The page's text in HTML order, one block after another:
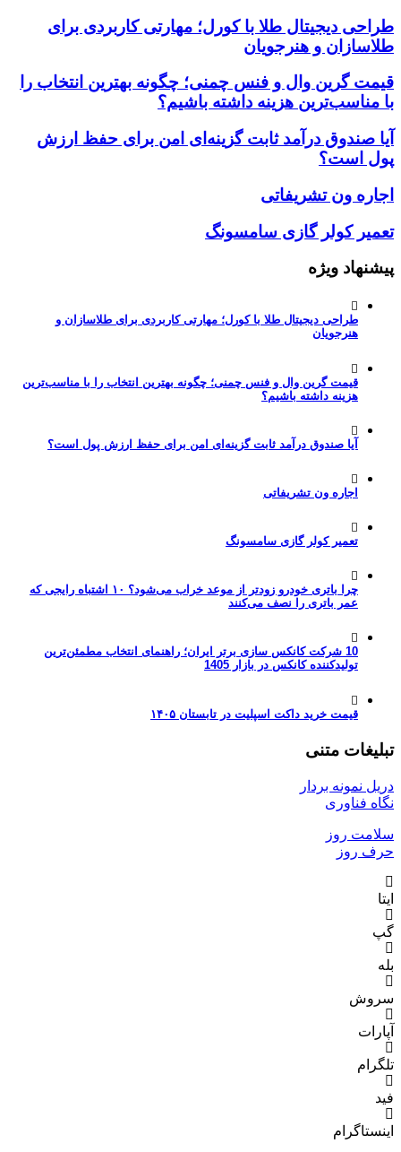
طراحی دیجیتال طلا با کورل؛ مهارتی کاربردی برای
طلاسازان و هنرجویان
قیمت گرین وال و فنس چمنی؛ چگونه بهترین انتخاب را
با مناسب‌ترین هزینه داشته باشیم؟
آیا صندوق درآمد ثابت گزینه‌ای امن برای حفظ ارزش
پول است؟
اجاره ون تشریفاتی
تعمیر کولر گازی سامسونگ
پیشنهاد ویژه
طراحی دیجیتال طلا با کورل؛ مهارتی کاربردی برای طلاسازان و
هنرجویان
قیمت گرین وال و فنس چمنی؛ چگونه بهترین انتخاب را با مناسب‌ترین
هزینه داشته باشیم؟
آیا صندوق درآمد ثابت گزینه‌ای امن برای حفظ ارزش پول است؟
اجاره ون تشریفاتی
تعمیر کولر گازی سامسونگ
چرا باتری خودرو زودتر از موعد خراب می‌شود؟ ۱۰ اشتباه رایجی که
عمر باتری را نصف می‌کنند
10 شرکت کانکس سازی برتر ایران؛ راهنمای انتخاب مطمئن‌ترین
تولیدکننده کانکس در بازار 1405
قیمت خرید داکت اسپلیت در تابستان ۱۴۰۵
تبلیغات متنی
دریل نمونه بردار
نگاه فناوری
سلامت روز
حرف روز
ایتا
گپ
بله
سروش
آپارات
تلگرام
فید
اینستاگرام